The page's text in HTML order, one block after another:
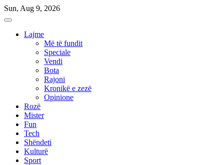
Skip
to
Sun, Aug 9, 2026
Lajme
Më të fundit
Speciale
Vendi
Bota
Rajoni
Kronikë e zezë
Opinione
Rozë
Mister
Fun
Tech
Shëndeti
Kulturë
Sport